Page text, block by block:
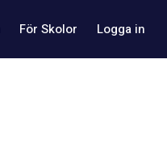
För Skolor Logga in